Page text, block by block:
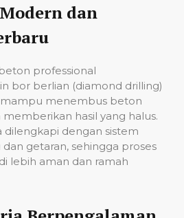
dan
professional
bor berlian (diamond drilling)
mampu menembus beton
hasil yang halus.
dilengkapi dengan sistem
getaran, sehingga proses
lebih aman dan ramah